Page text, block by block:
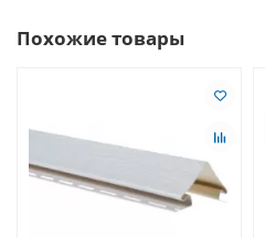
Похожие товары